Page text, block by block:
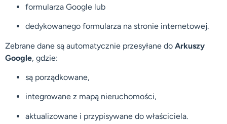
formularza Google lub
dedykowanego formularza na stronie internetowej.
Zebrane dane są automatycznie przesyłane do Arkuszy
Google, gdzie:
są porządkowane,
integrowane z mapą nieruchomości,
aktualizowane i przypisywane do właściciela.